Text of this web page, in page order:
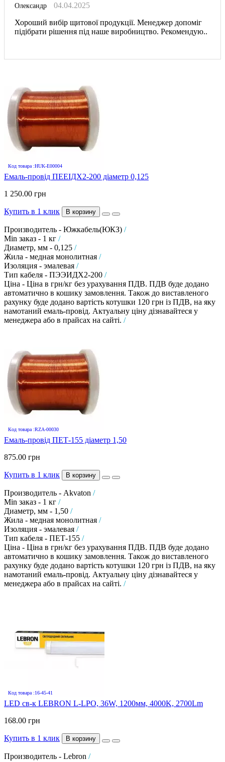
Олександр
04.04.2025
Хороший вибір щитової продукції. Менеджер допоміг
підібрати рішення під наше виробництво. Рекомендую..
Код товара :HUK-E00004
Емаль-провід ПЕЕІДХ2-200 діаметр 0,125
1 250.00 грн
Купить в 1 клик В корзину
Производитель - Южкабель(ЮКЗ) /
Min заказ - 1 кг /
Диаметр, мм - 0,125 /
Жила - медная монолитная /
Изоляция - эмалевая /
Тип кабеля - ПЭЭИДХ2-200 /
Ціна - Ціна в грн/кг без урахування ПДВ. ПДВ буде додано
автоматично в кошику замовлення. Також до виставленого
рахунку буде додано вартість котушки 120 грн із ПДВ, на яку
намотаний емаль-провід. Актуальну ціну дізнавайтеся у
менеджера або в прайсах на сайті. /
Код товара :RZA-00030
Емаль-провід ПЕТ-155 діаметр 1,50
875.00 грн
Купить в 1 клик В корзину
Производитель - Akvaton /
Min заказ - 1 кг /
Диаметр, мм - 1,50 /
Жила - медная монолитная /
Изоляция - эмалевая /
Тип кабеля - ПЕТ-155 /
Ціна - Ціна в грн/кг без урахування ПДВ. ПДВ буде додано
автоматично в кошику замовлення. Також до виставленого
рахунку буде додано вартість котушки 120 грн із ПДВ, на яку
намотаний емаль-провід. Актуальну ціну дізнавайтеся у
менеджера або в прайсах на сайті. /
Код товара :16-45-41
LED св-к LEBRON L-LPO, 36W, 1200мм, 4000K, 2700Lm
168.00 грн
Купить в 1 клик В корзину
Производитель - Lebron /